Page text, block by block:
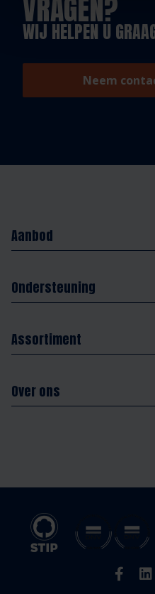
VRAGEN?
WIJ HELPEN U
Neem
Aanbod
Ondersteuning
Assortiment
Over ons